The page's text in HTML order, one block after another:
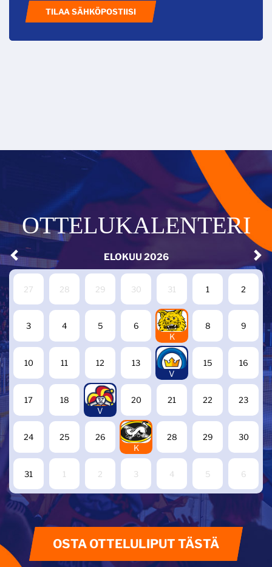
TILAA SÄHKÖPOSTIISI
OTTELUKALENTERI
ELOKUU 2026
27 28 29 30 31 1 2
3 4 5 6
7
K
8 9
10 11 12 13
14
V
15 16
17 18
19
V
20 21 22 23
24 25 26
27
K
28 29 30
31 1 2 3 4 5 6
OSTA OTTELULIPUT TÄSTÄ